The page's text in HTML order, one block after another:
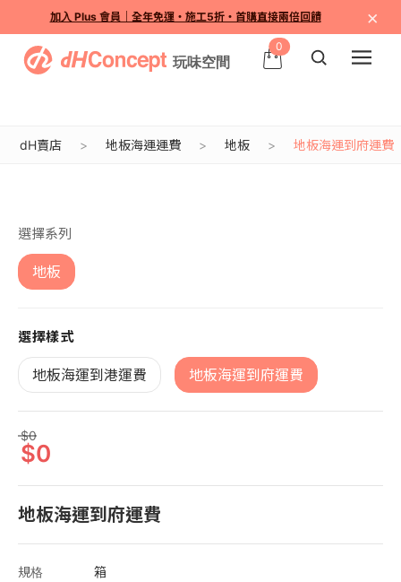
加入 Plus 會員｜全年免運・施工5折・首購直接兩倍回饋 ×
0
dH賣店 地板海運運費 地板 地板海運到府運費
選擇系列
地板
選擇樣式
地板海運到港運費 地板海運到府運費
0
0
地板海運到府運費
規格
箱